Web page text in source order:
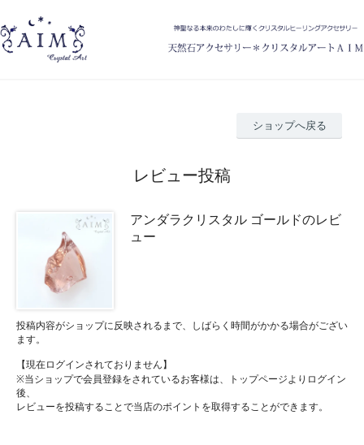
ショップへ戻る
レビュー投稿
アンダラクリスタル ゴールドのレビ
ュー
投稿内容がショップに反映されるまで、しばらく時間がかかる場合がござい
ます。
【現在ログインされておりません】
※当ショップで会員登録をされているお客様は、トップページよりログイン
後、
レビューを投稿することで当店のポイントを取得することができます。